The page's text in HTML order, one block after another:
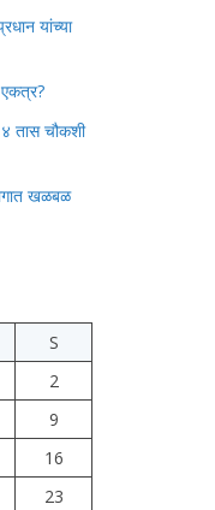
यांच्या
एकत्र?
तास चौकशी
खळबळ
S
2
9
16
23